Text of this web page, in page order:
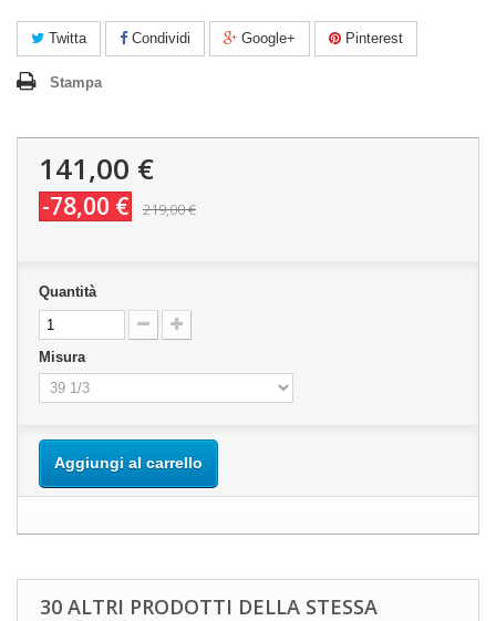
Twitta Condividi Google+ Pinterest
Stampa
141,00 €
-78,00 € 219,00 €
Quantità
Misura
Aggiungi al carrello
30 ALTRI PRODOTTI DELLA STESSA